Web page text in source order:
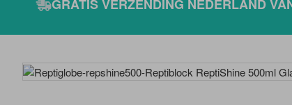
GRATIS VERZENDING NEDERLAND